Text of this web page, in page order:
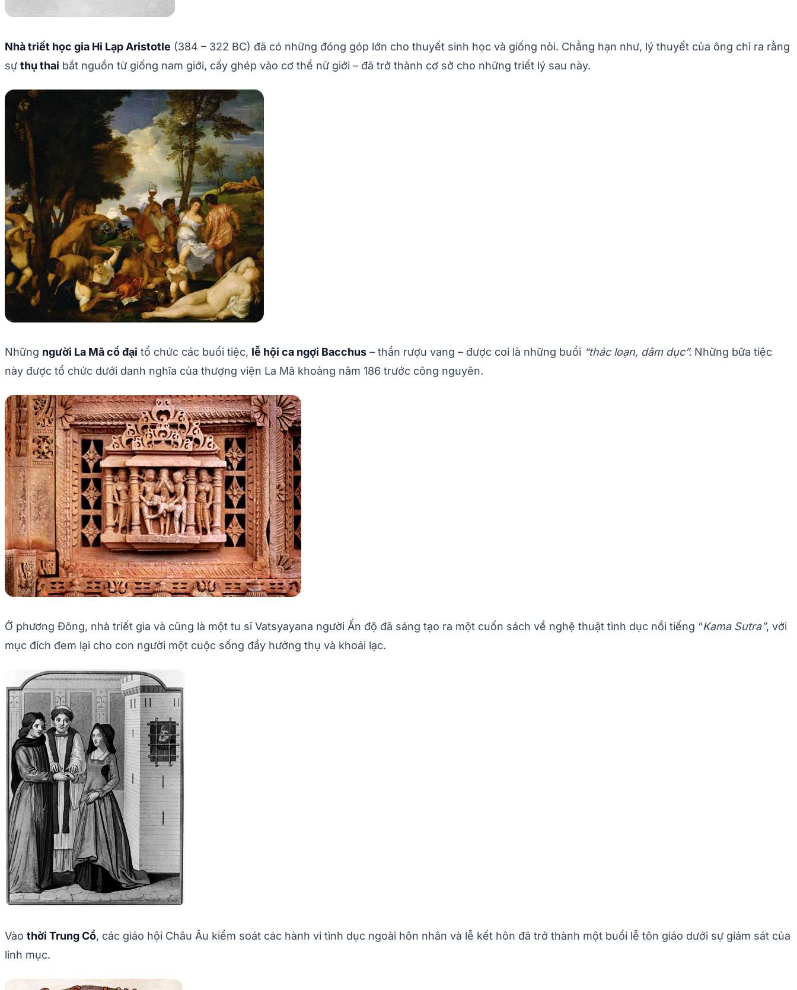
Nhà triết học gia Hi Lạp Aristotle (384 – 322 BC) đã có những đóng góp lớn cho thuyết sinh học và giống nòi. Chẳng hạn như, lý thuyết của ông chỉ ra rằng
sự thụ thai bắt nguồn từ giống nam giới, cấy ghép vào cơ thể nữ giới – đã trở thành cơ sở cho những triết lý sau này.
Những người La Mã cổ đại tổ chức các buổi tiệc, lễ hội ca ngợi Bacchus – thần rượu vang – được coi là những buổi “thác loạn, dâm dục”. Những bữa tiệc
này được tổ chức dưới danh nghĩa của thượng viện La Mã khoảng năm 186 trước công nguyên.
Ở phương Đông, nhà triết gia và cũng là một tu sĩ Vatsyayana người Ấn độ đã sáng tạo ra một cuốn sách về nghệ thuật tình dục nổi tiếng “Kama Sutra”, với
mục đích đem lại cho con người một cuộc sống đầy hưởng thụ và khoái lạc.
Vào thời Trung Cổ, các giáo hội Châu Âu kiểm soát các hành vi tình dục ngoài hôn nhân và lễ kết hôn đã trở thành một buổi lễ tôn giáo dưới sự giám sát của
linh mục.